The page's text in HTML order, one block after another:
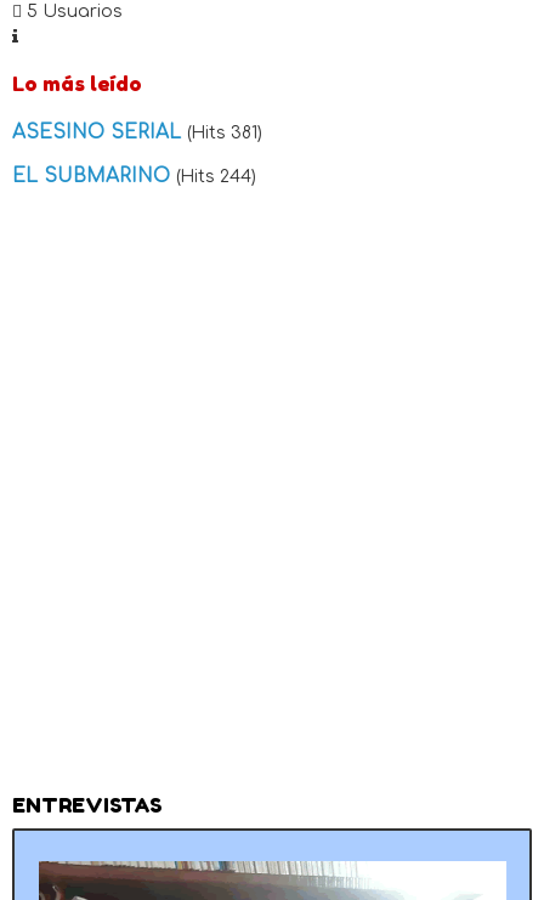
5 Usuarios
Lo más leído
ASESINO SERIAL (Hits 381)
EL SUBMARINO (Hits 244)
ENTREVISTAS